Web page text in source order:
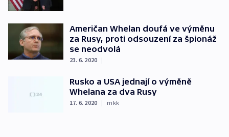
Američan Whelan doufá ve výměnu
za Rusy, proti odsouzení za špionáž
se neodvolá
23. 6. 2020 |
Rusko a USA jednají o výměně
Whelana za dva Rusy
17. 6. 2020 | mkk